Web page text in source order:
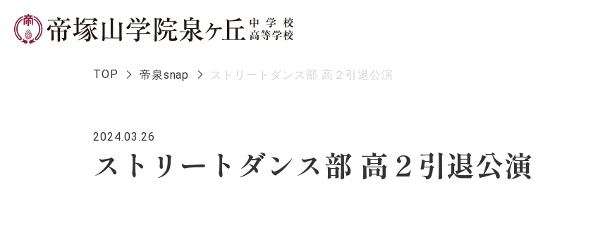
学校長メッセージ 泉ヶ丘校のめざす教育 環境・施設
TOP 帝泉snap ストリートダンス部 高２引退公演
2024.03.26
ストリートダンス部 高２引退公演